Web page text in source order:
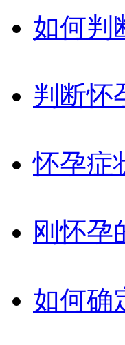
如何判
判断怀
怀孕症
刚怀孕
如何确